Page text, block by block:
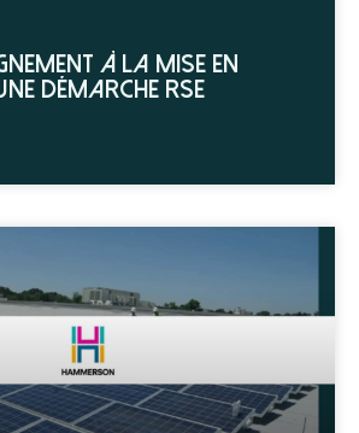
à la mise en
démarche RSE